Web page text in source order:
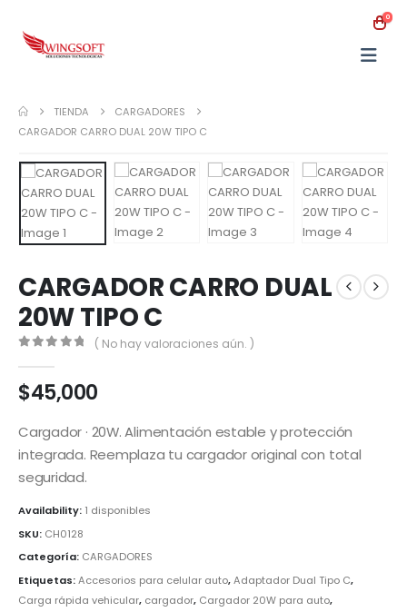
0
TIENDA
CARGADORES
CARGADOR CARRO DUAL 20W TIPO C
CARGADOR CARRO DUAL
20W TIPO C
( No hay valoraciones aún. )
$45,000
Cargador · 20W. Alimentación estable y protección
integrada. Reemplaza tu cargador original con total
seguridad.
Availability: 1 disponibles
SKU: CH0128
Categoría: CARGADORES
Etiquetas:Accesorios para celular auto,Adaptador Dual Tipo C,
Carga rápida vehicular, cargador, Cargador 20W para auto,